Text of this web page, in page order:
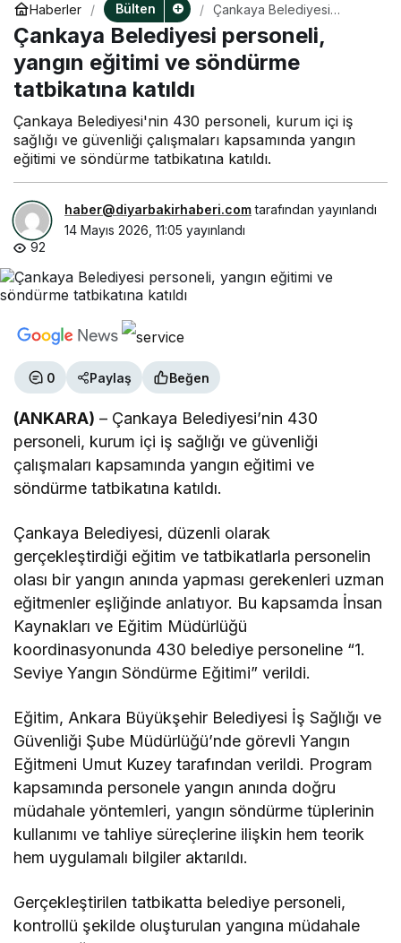
Haberler Bülten
Çankaya Belediyesi
personeli, yangın eğitimi ve
söndürme tatbikatına katıldı
Çankaya Belediyesi personeli,
yangın eğitimi ve söndürme
tatbikatına katıldı
Çankaya Belediyesi'nin 430 personeli, kurum içi iş
sağlığı ve güvenliği çalışmaları kapsamında yangın
eğitimi ve söndürme tatbikatına katıldı.
haber@diyarbakirhaberi.comtarafından yayınlandı
14 Mayıs 2026, 11:05 yayınlandı
92
0 Paylaş Beğen
(ANKARA) – Çankaya Belediyesi’nin 430
personeli, kurum içi iş sağlığı ve güvenliği
çalışmaları kapsamında yangın eğitimi ve
söndürme tatbikatına katıldı.
Çankaya Belediyesi, düzenli olarak
gerçekleştirdiği eğitim ve tatbikatlarla personelin
olası bir yangın anında yapması gerekenleri uzman
eğitmenler eşliğinde anlatıyor. Bu kapsamda İnsan
Kaynakları ve Eğitim Müdürlüğü
koordinasyonunda 430 belediye personeline “1.
Seviye Yangın Söndürme Eğitimi” verildi.
Eğitim, Ankara Büyükşehir Belediyesi İş Sağlığı ve
Güvenliği Şube Müdürlüğü’nde görevli Yangın
Eğitmeni Umut Kuzey tarafından verildi. Program
kapsamında personele yangın anında doğru
müdahale yöntemleri, yangın söndürme tüplerinin
kullanımı ve tahliye süreçlerine ilişkin hem teorik
hem uygulamalı bilgiler aktarıldı.
Gerçekleştirilen tatbikatta belediye personeli,
kontrollü şekilde oluşturulan yangına müdahale